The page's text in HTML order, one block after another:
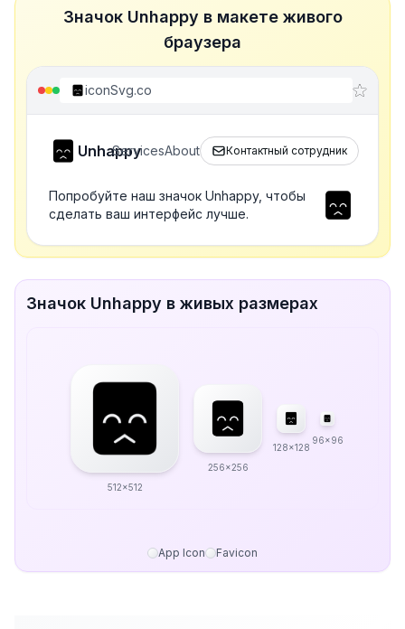
Значок Unhappy в макете живого
браузера
iconSvg.co
Unhappy
ServicesAbout Контактный сотрудник
Попробуйте наш значок Unhappy, чтобы
сделать ваш интерфейс лучше.
Значок Unhappy в живых размерах
512x512
256x256
128x128
96x96
App Icon Favicon